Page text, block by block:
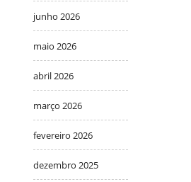
junho 2026
maio 2026
abril 2026
março 2026
fevereiro 2026
dezembro 2025